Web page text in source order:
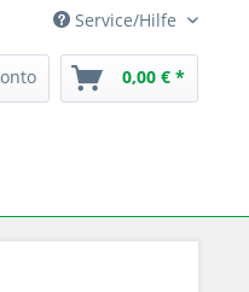
Service/Hilfe
0,00 € *